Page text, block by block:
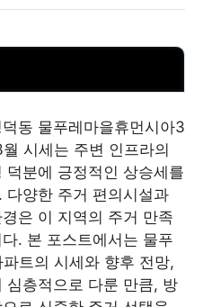
동 물푸레마을휴먼시아3
시세는 주변 인프라의
덕분에 긍정적인 상승세를
다양한 주거 편의시설과
은 이 지역의 주거 만족
. 본 포스트에서는 물푸
트의 시세와 향후 전망,
심층적으로 다룬 만큼, 방